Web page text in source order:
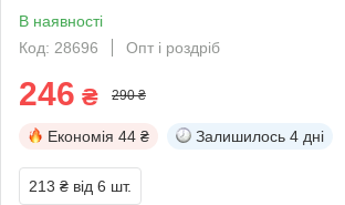
В наявності
Код: 28696
Опт і роздріб
246 ₴ 290 ₴
Економія 44 ₴ Залишилось 4 дні
213 ₴ від 6 шт.